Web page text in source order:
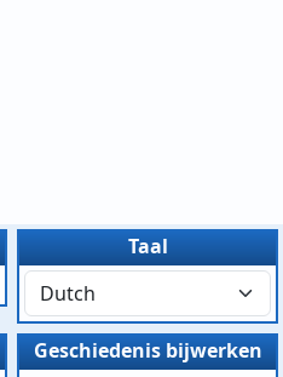
Taal
Geschiedenis bijwerken